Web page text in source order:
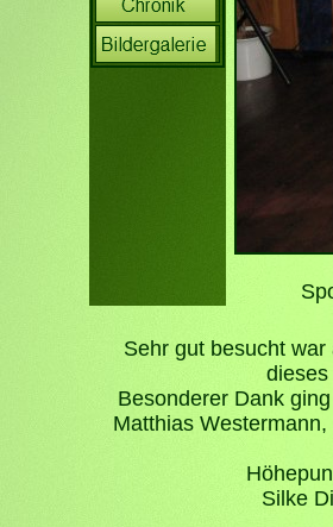
Sehr gut besucht
Besonderer Dank
Matthias
Silke